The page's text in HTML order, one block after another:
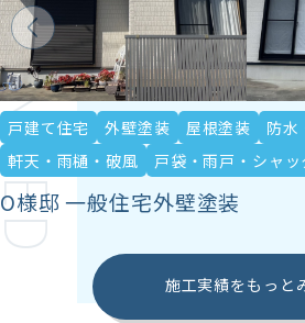
戸建て住宅 外壁塗装 屋根塗装
防水
軒天・雨樋・破風
戸袋・雨戸・シャッ
O様邸 一般住宅外壁塗装
施工実績をもっと